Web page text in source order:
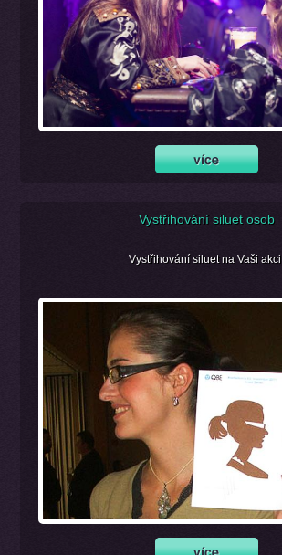
Vystřihování siluet osob
Vystřihování siluet na Vaši akci.